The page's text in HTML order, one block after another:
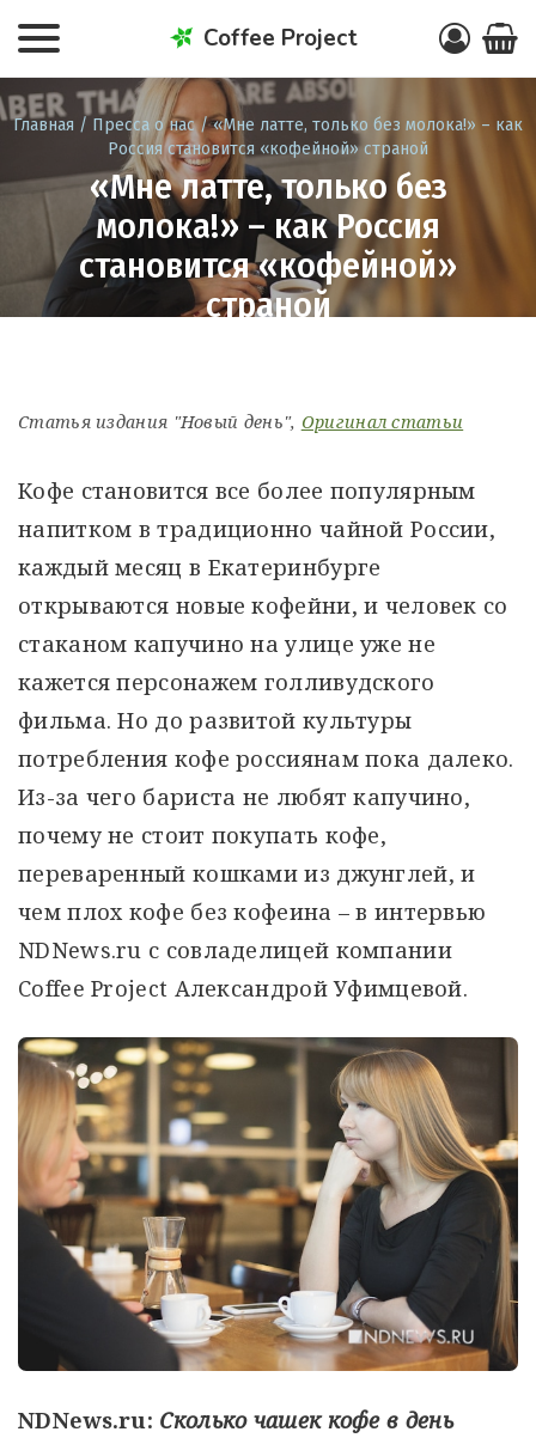
Coffee Project
Главная / Пресса о нас/ «Мне латте, только без молока!» – как
Россия становится «кофейной» страной
«Мне латте, только без
молока!» – как Россия
становится «кофейной»
страной
Статья издания "Новый день", Оригинал статьи
Кофе становится все более популярным
напитком в традиционно чайной России,
каждый месяц в Екатеринбурге
открываются новые кофейни, и человек со
стаканом капучино на улице уже не
кажется персонажем голливудского
фильма. Но до развитой культуры
потребления кофе россиянам пока далеко.
Из-за чего бариста не любят капучино,
почему не стоит покупать кофе,
переваренный кошками из джунглей, и
чем плох кофе без кофеина – в интервью
NDNews.ru с совладелицей компании
Coffee Project Александрой Уфимцевой.
NDNews.ru: Сколько чашек кофе в день